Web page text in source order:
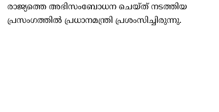
രാജ്യത്തെ അഭിസംബോധന ചെയ്ത് നടത്തിയ
പ്രസംഗത്തില്‍ പ്രധാനമന്ത്രി പ്രശംസിച്ചിരുന്നു.